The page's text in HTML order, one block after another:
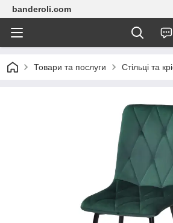
banderoli.com
Товари та послуги Стільці та